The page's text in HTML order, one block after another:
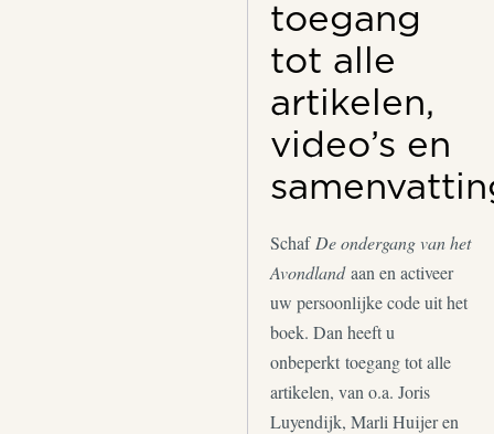
toegang
tot alle
artikelen,
video’s en
Schaf De ondergang van het
Avondlandaan en activeer
uw persoonlijke code uit het
boek. Dan heeft u
onbeperkt toegang tot alle
artikelen, van o.a. Joris
Luyendijk, Marli Huijer en